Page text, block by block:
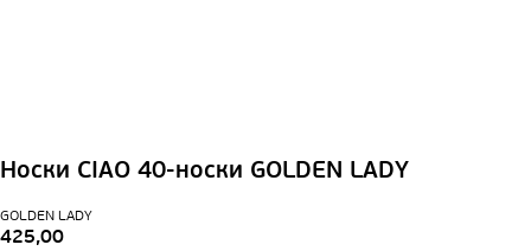
Носки CIAO 40-носки GOLDEN LADY
GOLDEN LADY
425,00